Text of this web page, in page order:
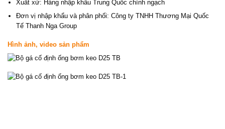
Xuất xứ: Hàng nhập khẩu Trung Quốc chính ngạch
Đơn vị nhập khẩu và phân phối: Công ty TNHH Thương Mại Quốc
Tế Thanh Nga Group
Hình ảnh, video sản phẩm